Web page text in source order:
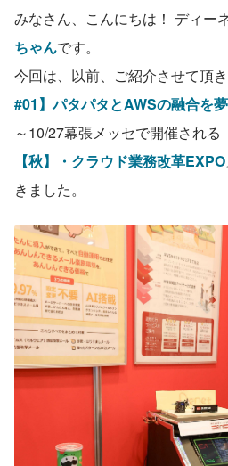
みなさん、こんにちは！ ディー
ちゃんです。
今回は、以前、ご紹介させて頂
#01】パタパタとAWSの融合を
～10/27幕張メッセで開催される
【秋】・クラウド業務改革EXPO
きました。